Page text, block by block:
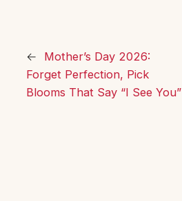
←
Mother’s Day 2026:
Forget Perfection, Pick
Blooms That Say “I See You”